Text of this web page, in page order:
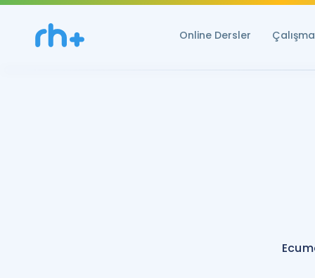
Online Dersler